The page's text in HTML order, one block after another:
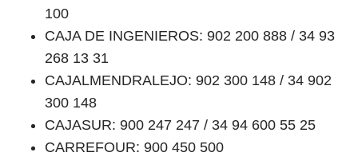
100
CAJA DE INGENIEROS: 902 200 888 / 34 93
268 13 31
CAJALMENDRALEJO: 902 300 148 / 34 902
300 148
CAJASUR: 900 247 247 / 34 94 600 55 25
CARREFOUR: 900 450 500